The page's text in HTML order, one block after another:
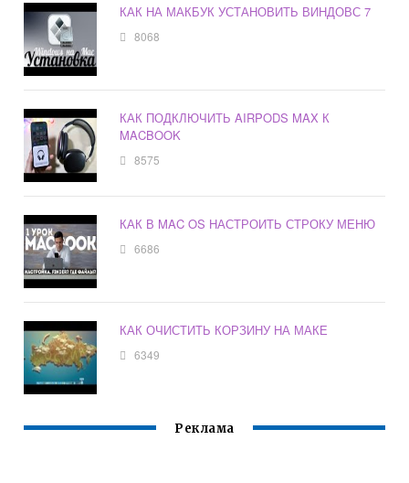
КАК НА МАКБУК УСТАНОВИТЬ ВИНДОВС 7
8068
КАК ПОДКЛЮЧИТЬ AIRPODS MAX К
MACBOOK
8575
КАК В MAC OS НАСТРОИТЬ СТРОКУ МЕНЮ
6686
КАК ОЧИСТИТЬ КОРЗИНУ НА МАКЕ
6349
Реклама